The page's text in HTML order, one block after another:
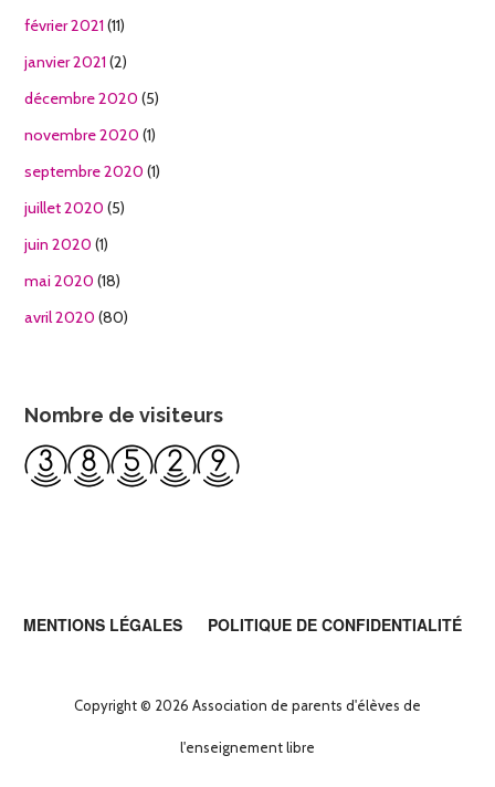
février 2021 (11)
janvier 2021 (2)
décembre 2020 (5)
novembre 2020 (1)
septembre 2020 (1)
juillet 2020 (5)
juin 2020 (1)
mai 2020 (18)
avril 2020 (80)
Nombre de visiteurs
MENTIONS LÉGALES POLITIQUE DE CONFIDENTIALITÉ
Copyright © 2026 Association de parents d'élèves de
l'enseignement libre